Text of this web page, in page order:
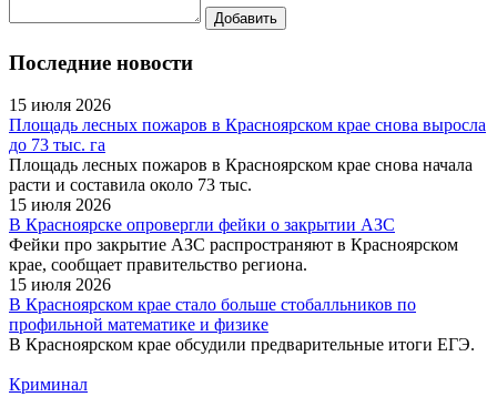
Последние новости
15 июля 2026
Площадь лесных пожаров в Красноярском крае снова выросла
до 73 тыс. га
Площадь лесных пожаров в Красноярском крае снова начала
расти и составила около 73 тыс.
15 июля 2026
В Красноярске опровергли фейки о закрытии АЗС
Фейки про закрытие АЗС распространяют в Красноярском
крае, сообщает правительство региона.
15 июля 2026
В Красноярском крае стало больше стобалльников по
профильной математике и физике
В Красноярском крае обсудили предварительные итоги ЕГЭ.
Криминал